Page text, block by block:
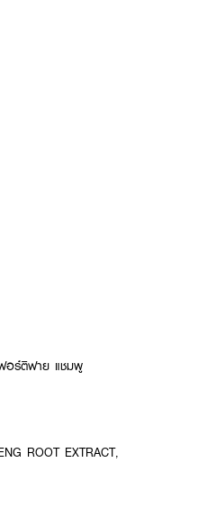
ฟอร์ติฟาย แชมพู
ROOT EXTRACT,